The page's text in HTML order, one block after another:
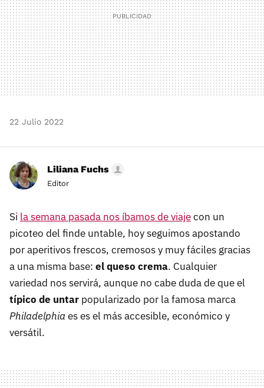
22 Julio 2022
Liliana Fuchs
Editor
Si la semana pasada nos íbamos de viajecon un
picoteo del finde untable, hoy seguimos apostando
por aperitivos frescos, cremosos y muy fáciles gracias
a una misma base: el queso crema. Cualquier
variedad nos servirá, aunque no cabe duda de que el
típico de untar popularizado por la famosa marca
Philadelphia es es el más accesible, económico y
versátil.